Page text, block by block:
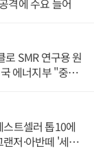
격에 수요 늘어
SMR 연구용 원
에너지부 "중요
트셀러 톱10에
저·아반떼 '세단